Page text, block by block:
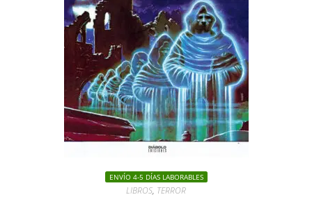
ENVÍO 4-5 DÍAS LABORABLES
LIBROS, TERROR